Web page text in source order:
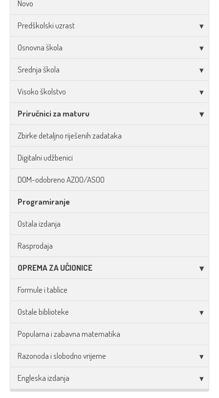
Novo
Predškolski uzrast
Osnovna škola
Srednja škola
Visoko školstvo
Priručnici za maturu
Zbirke detaljno riješenih zadataka
Digitalni udžbenici
DOM-odobreno AZOO/ASOO
Programiranje
Ostala izdanja
Rasprodaja
OPREMA ZA UČIONICE
Formule i tablice
Ostale biblioteke
Popularna i zabavna matematika
Razonoda i slobodno vrijeme
Engleska izdanja